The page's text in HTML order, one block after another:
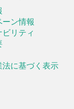
ン情報
リティ
に基づく表示